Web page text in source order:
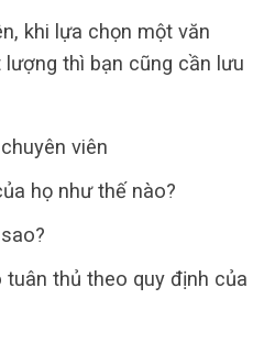
khi lựa chọn một văn
thì bạn cũng cần lưu
viên
họ như thế nào?
thủ theo quy định của